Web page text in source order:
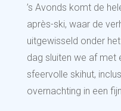
’s Avonds komt de
après-ski, waar de
uitgewisseld onder
dag sluiten we af met
sfeervolle skihut,
overnachting in een